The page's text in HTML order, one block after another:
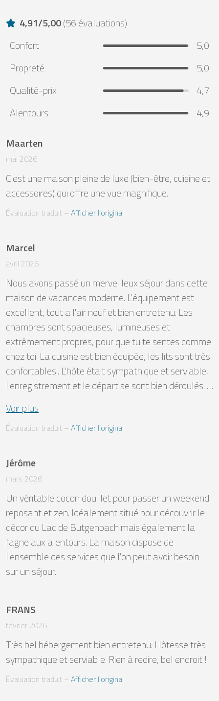
4,91/5,00(56 évaluations)
Confort
5,0
Propreté
5,0
Qualité-prix
4,7
Alentours
4,9
Maarten
mai 2026
C'est une maison pleine de luxe (bien-être, cuisine et
accessoires) qui offre une vue magnifique.
Évaluation traduit – Afficher l’original
Marcel
avril 2026
Nous avons passé un merveilleux séjour dans cette
maison de vacances moderne. L'équipement est
excellent, tout a l'air neuf et bien entretenu. Les
chambres sont spacieuses, lumineuses et
extrêmement propres, pour que tu te sentes comme
chez toi. La cuisine est bien équipée, les lits sont très
confortables.. L'hôte était sympathique et serviable,
l'enregistrement et le départ se sont bien déroulés. …
Voir plus
Évaluation traduit – Afficher l’original
Jérôme
mars 2026
Un véritable cocon douillet pour passer un weekend
reposant et zen. Idéalement situé pour découvrir le
décor du Lac de Butgenbach mais également la
fagne aux alentours. La maison dispose de
l'ensemble des services que l'on peut avoir besoin
sur un séjour.
FRANS
février 2026
Très bel hébergement bien entretenu. Hôtesse très
sympathique et serviable. Rien à redire, bel endroit !
Évaluation traduit – Afficher l’original